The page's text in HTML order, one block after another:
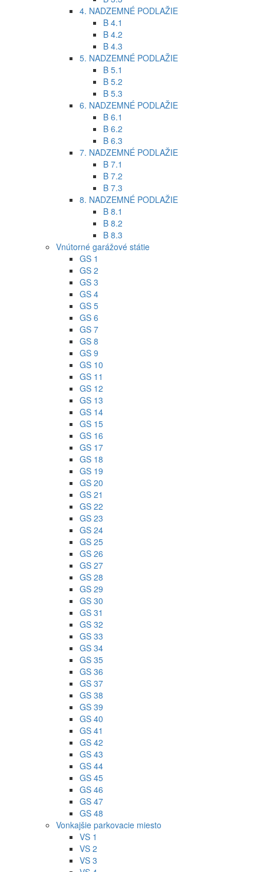
4. NADZEMNÉ PODLAŽIE
B 4.1
B 4.2
B 4.3
5. NADZEMNÉ PODLAŽIE
B 5.1
B 5.2
B 5.3
6. NADZEMNÉ PODLAŽIE
B 6.1
B 6.2
B 6.3
7. NADZEMNÉ PODLAŽIE
B 7.1
B 7.2
B 7.3
8. NADZEMNÉ PODLAŽIE
B 8.1
B 8.2
B 8.3
Vnútorné garážové státie
GS 1
GS 2
GS 3
GS 4
GS 5
GS 6
GS 7
GS 8
GS 9
GS 10
GS 11
GS 12
GS 13
GS 14
GS 15
GS 16
GS 17
GS 18
GS 19
GS 20
GS 21
GS 22
GS 23
GS 24
GS 25
GS 26
GS 27
GS 28
GS 29
GS 30
GS 31
GS 32
GS 33
GS 34
GS 35
GS 36
GS 37
GS 38
GS 39
GS 40
GS 41
GS 42
GS 43
GS 44
GS 45
GS 46
GS 47
GS 48
Vonkajšie parkovacie miesto
VS 1
VS 2
VS 3